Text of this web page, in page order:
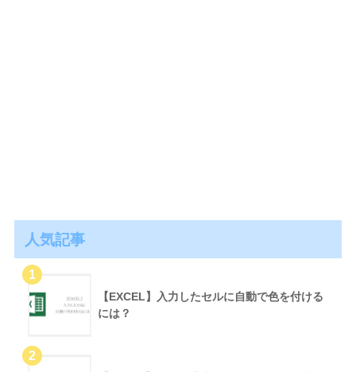
人気記事
【EXCEL】入力したセルに自動で色を付ける
には？